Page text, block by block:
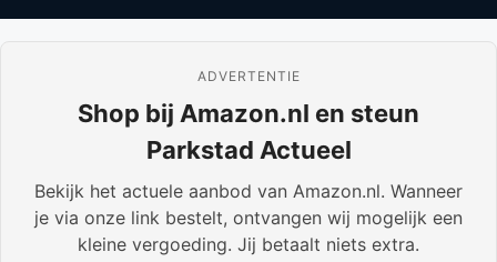
ADVERTENTIE
Shop bij Amazon.nl en steun
Parkstad Actueel
Bekijk het actuele aanbod van Amazon.nl. Wanneer
je via onze link bestelt, ontvangen wij mogelijk een
kleine vergoeding. Jij betaalt niets extra.